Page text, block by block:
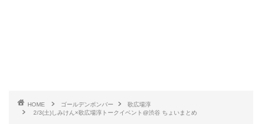
HOME ゴールデンボンバー
歌広場淳
2/3(土)しみけん×歌広場淳トークイベント@渋谷 ちょいまとめ